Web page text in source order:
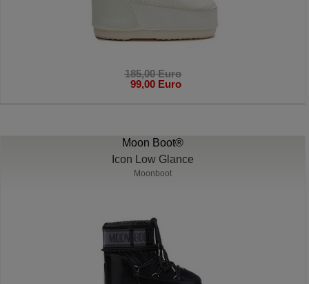
185,00 Euro
99,00 Euro
Moon Boot®
Icon Low Glance
Moonboot